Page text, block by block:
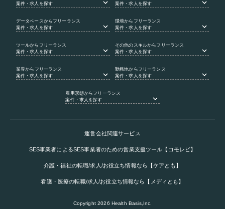
案件・求人を探す
案件・求人を探す
データベース からフリーランス
案件・求人を探す
環境からフリーランス
案件・求人を探す
ツールからフリーランス
案件・求人を探す
その他のスキルからフリーランス
案件・求人を探す
業界からフリーランス
案件・求人を探す
勤務地からフリーランス
案件・求人を探す
雇用形態からフリーランス
案件・求人を探す
運営会社関連サービス
SES事業者によるSES事業者のための営業支援ツール【コモレビ】
介護・福祉の転職/求人/お役立ち情報なら【ケアとも】
看護・医療の転職/求人/お役立ち情報なら【メディとも】
Copyright2026 Health Basis,Inc.